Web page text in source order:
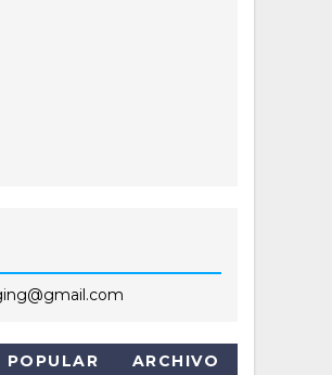
POPULAR ARCHIVO